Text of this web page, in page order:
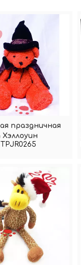
праздничная
TPJR0265